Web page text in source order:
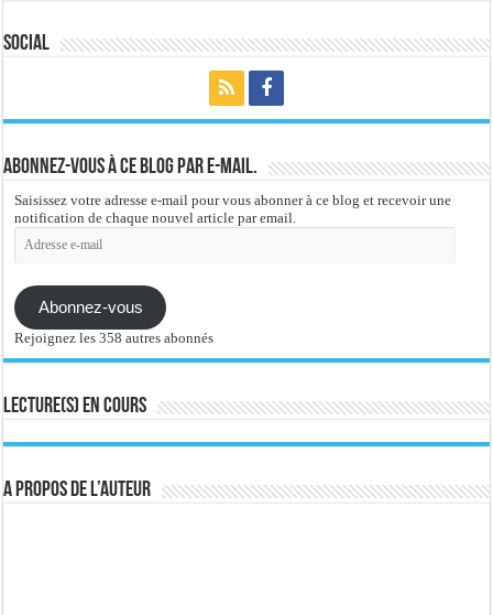
Social
Abonnez-vous à ce blog par e-mail.
Saisissez votre adresse e-mail pour vous abonner à ce blog et recevoir une
notification de chaque nouvel article par email.
Adresse
e-
Abonnez-vous
Rejoignez les 358 autres abonnés
Lecture(s) en cours
A propos de l’auteur